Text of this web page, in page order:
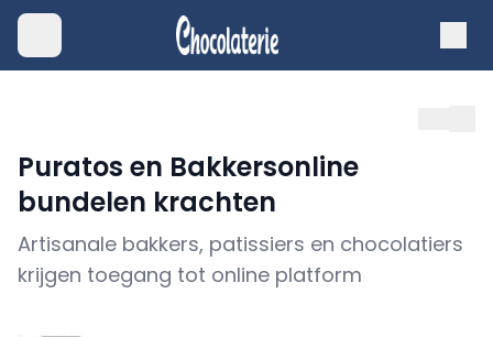
Puratos en Bakkersonline
bundelen krachten
Artisanale bakkers, patissiers en chocolatiers
krijgen toegang tot online platform